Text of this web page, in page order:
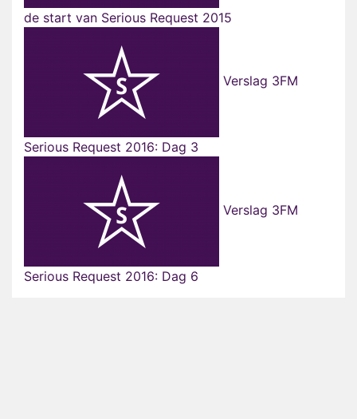
de start van Serious Request 2015
Verslag 3FM
Serious Request 2016: Dag 3
Verslag 3FM
Serious Request 2016: Dag 6